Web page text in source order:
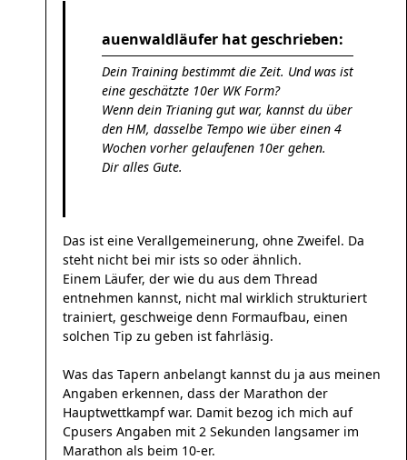
auenwaldläufer hat geschrieben:
Dein Training bestimmt die Zeit. Und was ist
eine geschätzte 10er WK Form?
Wenn dein Trianing gut war, kannst du über
den HM, dasselbe Tempo wie über einen 4
Wochen vorher gelaufenen 10er gehen.
Dir alles Gute.
Das ist eine Verallgemeinerung, ohne Zweifel. Da
steht nicht bei mir ists so oder ähnlich.
Einem Läufer, der wie du aus dem Thread
entnehmen kannst, nicht mal wirklich strukturiert
trainiert, geschweige denn Formaufbau, einen
solchen Tip zu geben ist fahrläsig.
Was das Tapern anbelangt kannst du ja aus meinen
Angaben erkennen, dass der Marathon der
Hauptwettkampf war. Damit bezog ich mich auf
Cpusers Angaben mit 2 Sekunden langsamer im
Marathon als beim 10-er.